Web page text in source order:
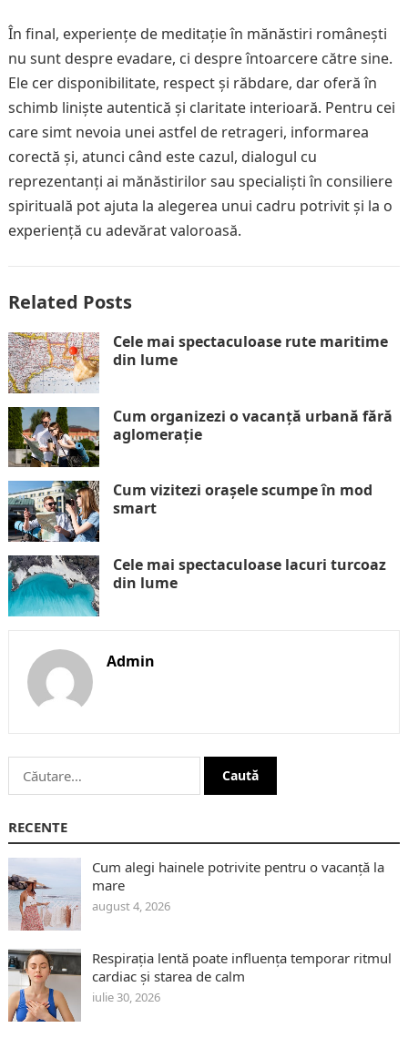
În final, experiențe de meditație în mănăstiri românești
nu sunt despre evadare, ci despre întoarcere către sine.
Ele cer disponibilitate, respect și răbdare, dar oferă în
schimb liniște autentică și claritate interioară. Pentru cei
care simt nevoia unei astfel de retrageri, informarea
corectă și, atunci când este cazul, dialogul cu
reprezentanți ai mănăstirilor sau specialiști în consiliere
spirituală pot ajuta la alegerea unui cadru potrivit și la o
experiență cu adevărat valoroasă.
Related Posts
Cele mai spectaculoase rute maritime
din lume
Cum organizezi o vacanță urbană fără
aglomerație
Cum vizitezi orașele scumpe în mod
smart
Cele mai spectaculoase lacuri turcoaz
din lume
Admin
Caută
după:
RECENTE
Cum alegi hainele potrivite pentru o vacanță la
mare
august 4, 2026
Respirația lentă poate influența temporar ritmul
cardiac și starea de calm
iulie 30, 2026